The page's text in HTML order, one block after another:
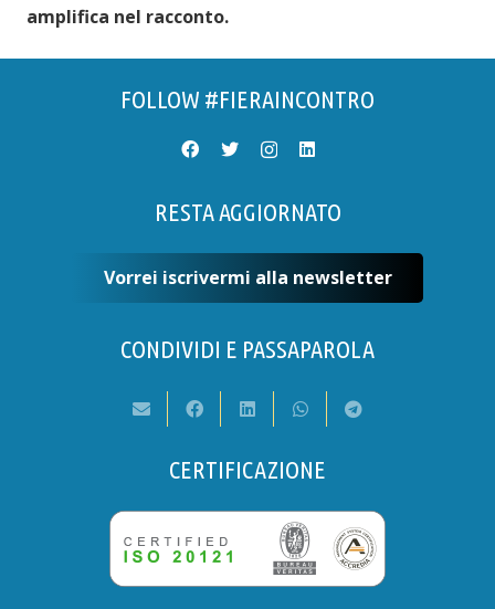
amplifica nel racconto.
FOLLOW #FIERAINCONTRO
RESTA AGGIORNATO
Vorrei iscrivermi alla newsletter
CONDIVIDI E PASSAPAROLA
CERTIFICAZIONE